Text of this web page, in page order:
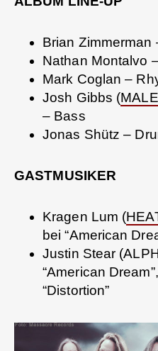
Brian Zimmerman
Nathan Montalvo
Mark Coglan –
Josh Gibbs (
– Bass
Jonas Shütz –
GASTMUSIKER
Kragen Lum (
bei “American
Justin Stear
“American
“Distortion”